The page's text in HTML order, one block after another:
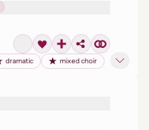
dramatic mixed choir